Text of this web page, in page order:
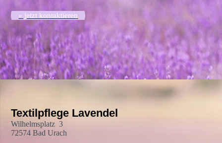
» jetzt kontaktieren
Textilpflege Lavendel
Wilhelmsplatz 3
72574 Bad Urach